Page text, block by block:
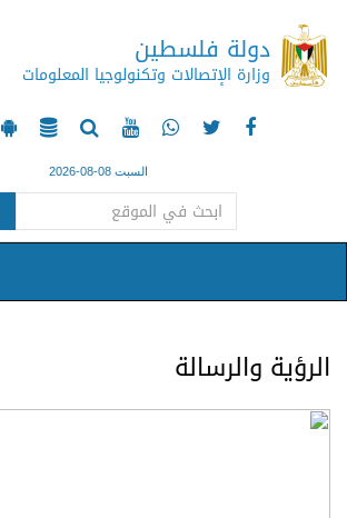
دولة فلسطين
وزارة الإتصالات وتكنولوجيا المعلومات
السبت 08-08-2026
الرؤية والرسالة